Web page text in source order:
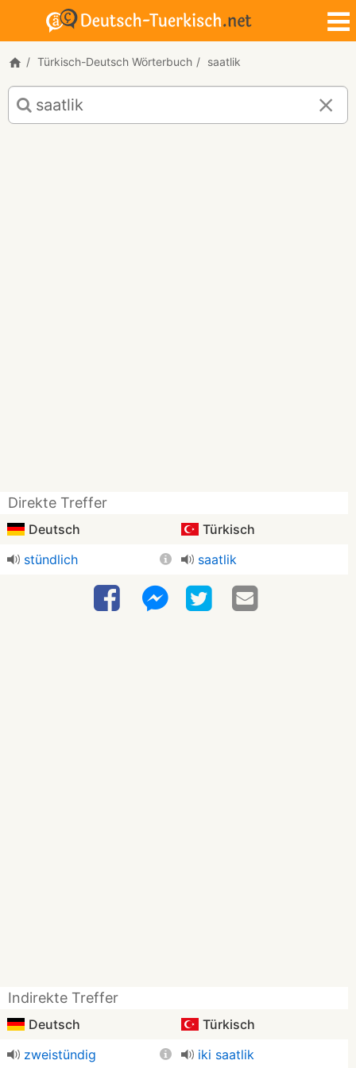
Türkisch-Deutsch Wörterbuch saatlik
Türkisch-
Deutsch
Übersetzung
Direkte Treffer
Deutsch
Türkisch
stündlich
saatlik
Indirekte Treffer
Deutsch
Türkisch
zweistündig
iki saatlik